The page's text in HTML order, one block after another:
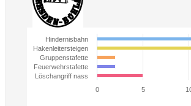
Hindernisbahn
Hakenleitersteigen
Gruppenstafette
Feuerwehrstafette
Löschangriff nass
0
5